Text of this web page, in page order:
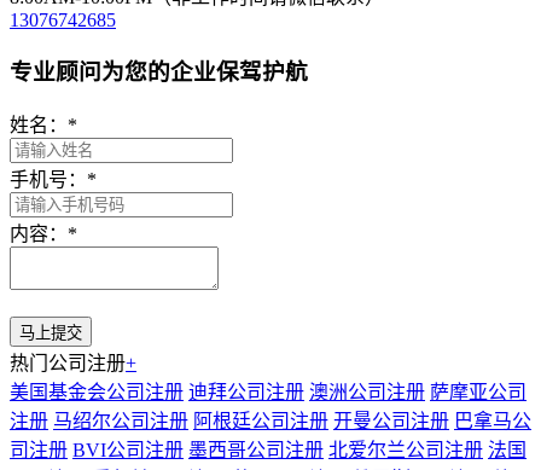
13076742685
专业顾问为您的企业保驾护航
姓名： *
手机号： *
内容： *
热门公司注册+
美国基金会公司注册 迪拜公司注册 澳洲公司注册 萨摩亚公司
注册 马绍尔公司注册 阿根廷公司注册 开曼公司注册 巴拿马公
司注册 BVI公司注册 墨西哥公司注册 北爱尔兰公司注册 法国